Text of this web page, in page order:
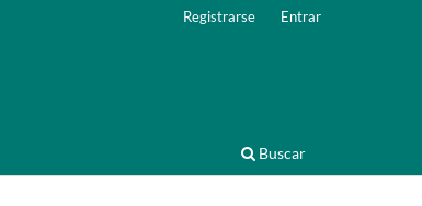
Buscar
Registrarse Entrar